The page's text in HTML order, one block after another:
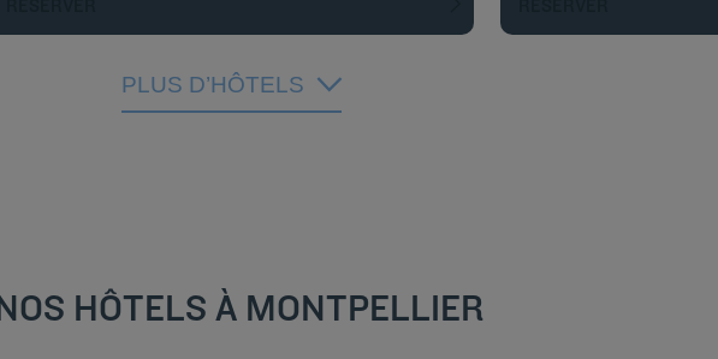
PLUS D’HÔTELS
HÔTELS À MONTPELLIER